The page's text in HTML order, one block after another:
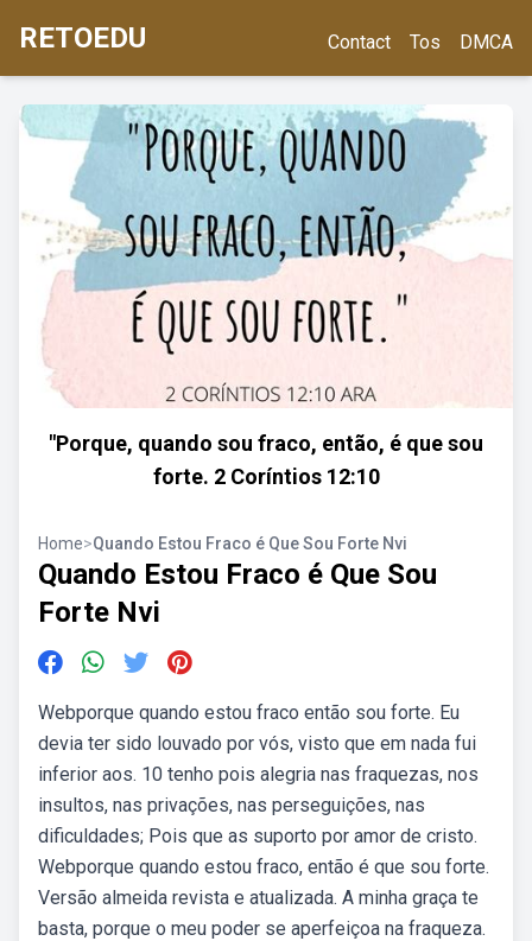
RETOEDU Contact Tos DMCA
"Porque, quando sou fraco, então, é que sou
forte. 2 Coríntios 12:10
Home>Quando Estou Fraco é Que Sou Forte Nvi
Quando Estou Fraco é Que Sou
Forte Nvi
Webporque quando estou fraco então sou forte. Eu
devia ter sido louvado por vós, visto que em nada fui
inferior aos. 10 tenho pois alegria nas fraquezas, nos
insultos, nas privações, nas perseguições, nas
dificuldades; Pois que as suporto por amor de cristo.
Webporque quando estou fraco, então é que sou forte.
Versão almeida revista e atualizada. A minha graça te
basta, porque o meu poder se aperfeiçoa na fraqueza.